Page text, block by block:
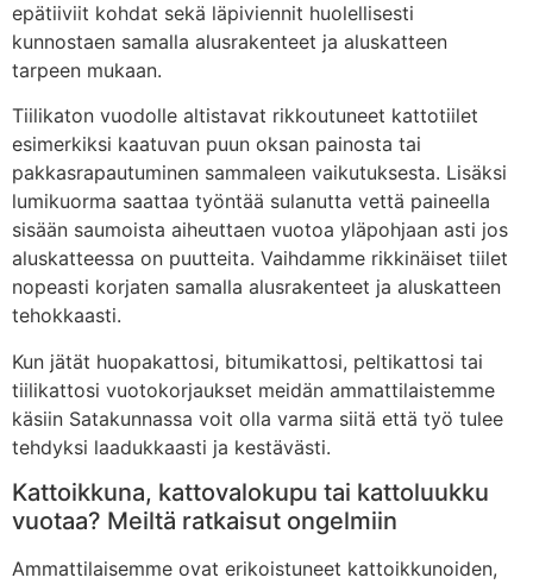
epätiiviit kohdat sekä läpiviennit huolellisesti
kunnostaen samalla alusrakenteet ja aluskatteen
tarpeen mukaan.
Tiilikaton vuodolle altistavat rikkoutuneet kattotiilet
esimerkiksi kaatuvan puun oksan painosta tai
pakkasrapautuminen sammaleen vaikutuksesta. Lisäksi
lumikuorma saattaa työntää sulanutta vettä paineella
sisään saumoista aiheuttaen vuotoa yläpohjaan asti jos
aluskatteessa on puutteita. Vaihdamme rikkinäiset tiilet
nopeasti korjaten samalla alusrakenteet ja aluskatteen
tehokkaasti.
Kun jätät huopakattosi, bitumikattosi, peltikattosi tai
tiilikattosi vuotokorjaukset meidän ammattilaistemme
käsiin Satakunnassa voit olla varma siitä että työ tulee
tehdyksi laadukkaasti ja kestävästi.
Kattoikkuna, kattovalokupu tai kattoluukku
vuotaa? Meiltä ratkaisut ongelmiin
Ammattilaisemme ovat erikoistuneet kattoikkunoiden,